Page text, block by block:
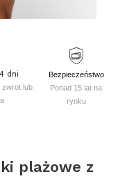
dni
zwrot lub
Bezpieczeństwo
Ponad 15 lat na
rynku
plażowe z